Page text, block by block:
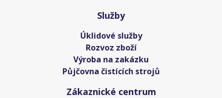
Služby
Úklidové služby
Rozvoz zboží
Výroba na zakázku
Půjčovna čistících strojů
Zákaznické centrum